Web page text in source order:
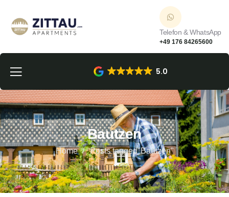
Telefon & WhatsApp
+49 176 84265600
5.0
Bautzen
Home Posts tagged"Bautzen"